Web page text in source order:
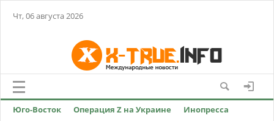
Чт, 06 августа 2026
Юго-Восток Операция Z на Украине
Инопресса